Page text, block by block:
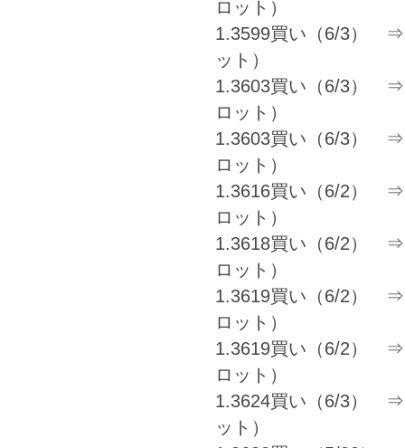
ロット）
1.3599買い（6/3） ⇒
ット）
1.3603買い（6/3） ⇒
ロット）
1.3603買い（6/3） ⇒
ロット）
1.3616買い（6/2） ⇒
ロット）
1.3618買い（6/2） ⇒
ロット）
1.3619買い（6/2） ⇒
ロット）
1.3619買い（6/2） ⇒
ロット）
1.3624買い（6/3） ⇒
ット）